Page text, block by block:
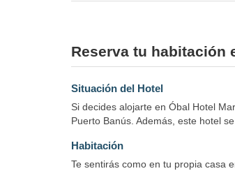
Reserva tu habitación
Situación del Hotel
Si decides alojarte en Óbal Hotel
Puerto Banús. Además, este hotel
Habitación
Te sentirás como en tu propia casa